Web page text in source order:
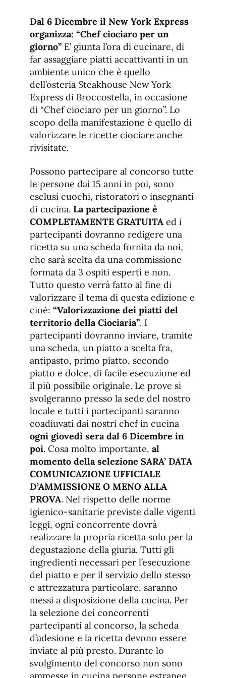
fuente
de
fuente.
Dal 6 Dicembre il New York Express
organizza: “Chef ciociaro per un
giorno” E’ giunta l’ora di cucinare, di
far assaggiare piatti accattivanti in un
ambiente unico che è quello
dell’osteria Steakhouse New York
Express di Broccostella, in occasione
di “Chef ciociaro per un giorno”. Lo
scopo della manifestazione è quello di
valorizzare le ricette ciociare anche
rivisitate.
Possono partecipare al concorso tutte
le persone dai 15 anni in poi, sono
esclusi cuochi, ristoratori o insegnanti
di cucina. La partecipazione è
COMPLETAMENTE GRATUITA ed i
partecipanti dovranno redigere una
ricetta su una scheda fornita da noi,
che sarà scelta da una commissione
formata da 3 ospiti esperti e non.
Tutto questo verrà fatto al fine di
valorizzare il tema di questa edizione e
cioè: “Valorizzazione dei piatti del
territorio della Ciociaria”. I
partecipanti dovranno inviare, tramite
una scheda, un piatto a scelta fra,
antipasto, primo piatto, secondo
piatto e dolce, di facile esecuzione ed
il più possibile originale. Le prove si
svolgeranno presso la sede del nostro
locale e tutti i partecipanti saranno
coadiuvati dai nostri chef in cucina
ogni giovedì sera dal 6 Dicembre in
poi. Cosa molto importante, al
momento della selezione SARA’ DATA
COMUNICAZIONE UFFICIALE
D’AMMISSIONE O MENO ALLA
PROVA. Nel rispetto delle norme
igienico-sanitarie previste dalle vigenti
leggi, ogni concorrente dovrà
realizzare la propria ricetta solo per la
degustazione della giuria. Tutti gli
ingredienti necessari per l’esecuzione
del piatto e per il servizio dello stesso
e attrezzatura particolare, saranno
messi a disposizione della cucina. Per
la selezione dei concorrenti
partecipanti al concorso, la scheda
d’adesione e la ricetta devono essere
inviate al più presto. Durante lo
svolgimento del concorso non sono